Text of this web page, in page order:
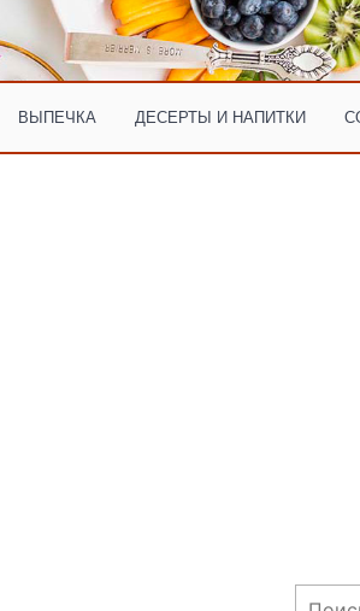
ВЫПЕЧКА ДЕСЕРТЫ И НАПИТКИ
Найти: